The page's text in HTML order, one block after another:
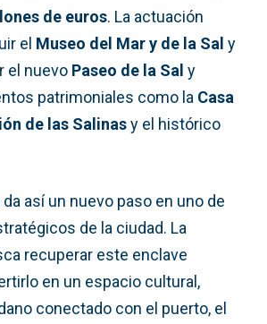
de euros. La actuación
el Museo del Mar y de la Sal y
el nuevo Paseo de la Sal y
patrimoniales como la Casa
de las Salinasy el histórico
así un nuevo paso en uno de
de la ciudad. La
recuperar este enclave
en un espacio cultural,
conectado con el puerto, el